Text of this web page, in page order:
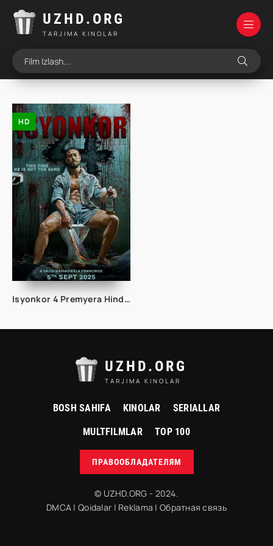
UZHD.ORG
TARJIMA KINOLAR
HD
Isyonkor 4 Premyera Hind kino Uzbek tilida 2025 tarjima kino HD skachat
UZHD.ORG
TARJIMA KINOLAR
BOSH SAHIFA KINOLAR SERIALLAR
MULTFILMLAR TOP 100
ПРАВООБЛАДАТЕЛЯМ
© UZHD.ORG - 2024.
DMCA |Qoidalar | Reklama | Обратная связь